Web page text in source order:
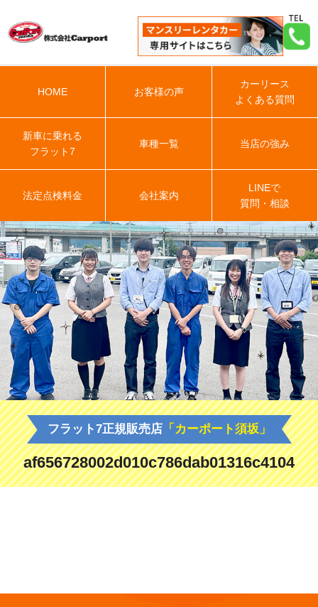
HOME お客様の声
カーリース
よくある質問
新車に乗れる
フラット7
車種一覧 当店の強み
法定点検料金 会社案内
LINEで
質問・相談
フラット7正規販売店「カーポート須坂」
af656728002d010c786dab01316c4104